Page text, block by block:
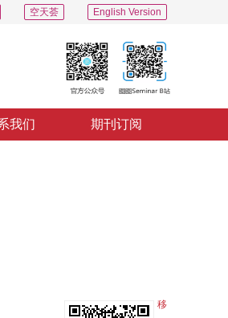
English Version
空天荟
我们 期刊订阅
移